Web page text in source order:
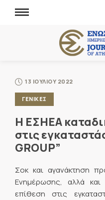
13 ΙΟΥΛΙΟΥ 2022
ΓΕΝΙΚΕΣ
Η ΕΣΗΕΑ
στις
GROUP”
Σοκ και αγανάκτηση
Ενημέρωσης, αλλά και
επίθεση στις